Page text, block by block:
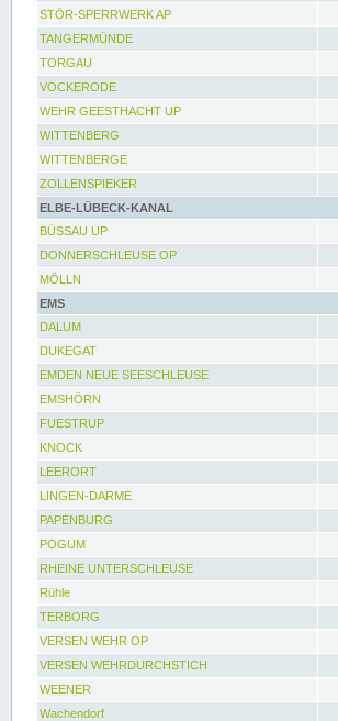
STÖR-SPERRWERK AP
TANGERMÜNDE
TORGAU
VOCKERODE
WEHR GEESTHACHT UP
WITTENBERG
WITTENBERGE
ZOLLENSPIEKER
ELBE-LÜBECK-KANAL
BÜSSAU UP
DONNERSCHLEUSE OP
MÖLLN
EMS
DALUM
DUKEGAT
EMDEN NEUE SEESCHLEUSE
EMSHÖRN
FUESTRUP
KNOCK
LEERORT
LINGEN-DARME
PAPENBURG
POGUM
RHEINE UNTERSCHLEUSE
Rühle
TERBORG
VERSEN WEHR OP
VERSEN WEHRDURCHSTICH
WEENER
Wachendorf